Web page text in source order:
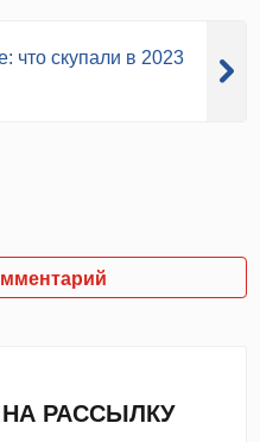
что скупали в 2023
РАССЫЛКУ